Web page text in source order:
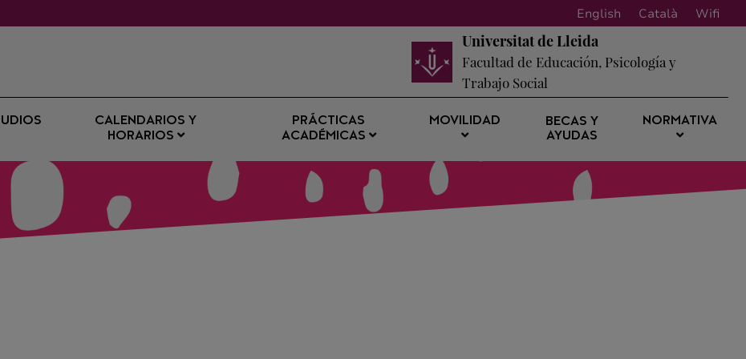
English Català Wifi
Universitat de Lleida
Facultad de Educación, Psicología y
Trabajo Social
CALENDARIOS Y
HORARIOS
PRÁCTICAS
ACADÉMICAS
MOVILIDAD
BECAS Y
AYUDAS
NORMATIVA